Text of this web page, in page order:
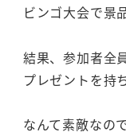
ビンゴ大会で景
結果、参加者全
プレゼントを持
なんて素敵なの